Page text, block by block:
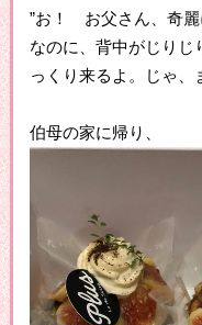
”お！ お父さん、奇麗
なのに、背中がじりじ
っくり来るよ。じゃ
伯母の家に帰り、